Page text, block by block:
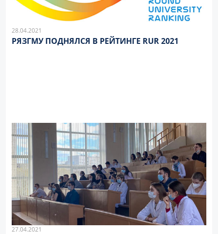
28.04.2021
РЯЗГМУ ПОДНЯЛСЯ В РЕЙТИНГЕ RUR 2021
27.04.2021